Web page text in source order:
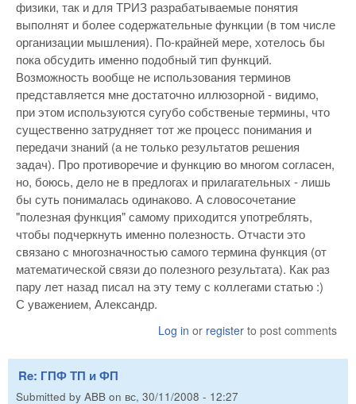
физики, так и для ТРИЗ разрабатываемые понятия
выполнят и более содержательные функции (в том числе
организации мышления). По-крайней мере, хотелось бы
пока обсудить именно подобный тип функций.
Возможность вообще не использования терминов
представляется мне достаточно иллюзорной - видимо,
при этом используются сугубо собственые термины, что
существенно затрудняет тот же процесс понимания и
передачи знаний (а не только результатов решения
задач). Про противоречие и функцию во многом согласен,
но, боюсь, дело не в предлогах и прилагательных - лишь
бы суть понималась одинаково. А словосочетание
"полезная функция" самому приходится употреблять,
чтобы подчеркнуть именно полезность. Отчасти это
связано с многозначностью самого термина функция (от
математической связи до полезного результата). Как раз
пару лет назад писал на эту тему с коллегами статью :)
С уважением, Александр.
Log in or register to post comments
Re: ГПФ ТП и ФП
Submitted by ABB on вс, 30/11/2008 - 12:27